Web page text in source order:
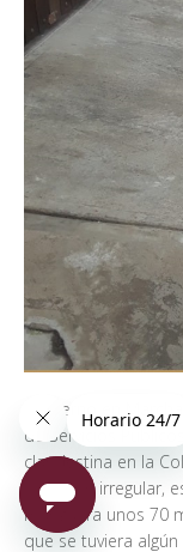
Gobierno en
de Servicios
clandestina en la
conexión irregular,
manguera unos 70
que se tuviera algún